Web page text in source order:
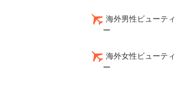
海外男性ビューティ
ー
海外女性ビューティ
ー